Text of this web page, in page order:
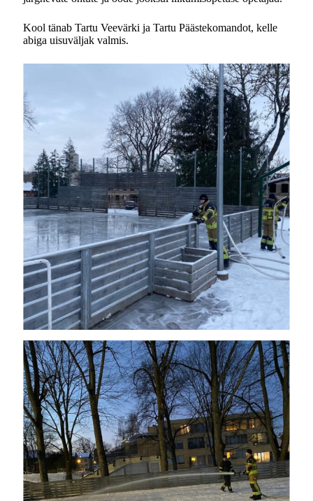
Kool tänab Tartu Veevärki ja Tartu Päästekomandot, kelle
abiga uisuväljak valmis.